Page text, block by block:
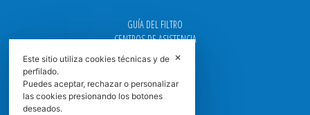
GUÍA DEL FILTRO
CENTROS DE ASISTENCIA
DOWNLOAD
NEWS
FAQ
CARRERA
✕
Este sitio utiliza cookies técnicas y de
perfilado.
Puedes aceptar, rechazar o personalizar
las cookies presionando los botones
deseados.